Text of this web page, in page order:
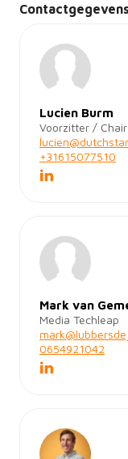
Contactgegevens
Lucien Burm
Voorzitter /
+31615077510
Mark van
Media Techleap
0654921042